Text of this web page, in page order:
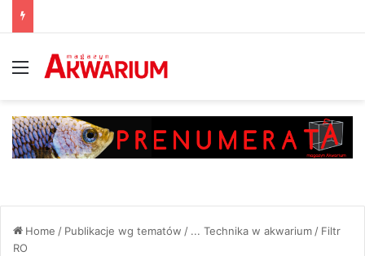
Menu
Home / Publikacje wg tematów / ... Technika w akwarium/ Filtr
RO